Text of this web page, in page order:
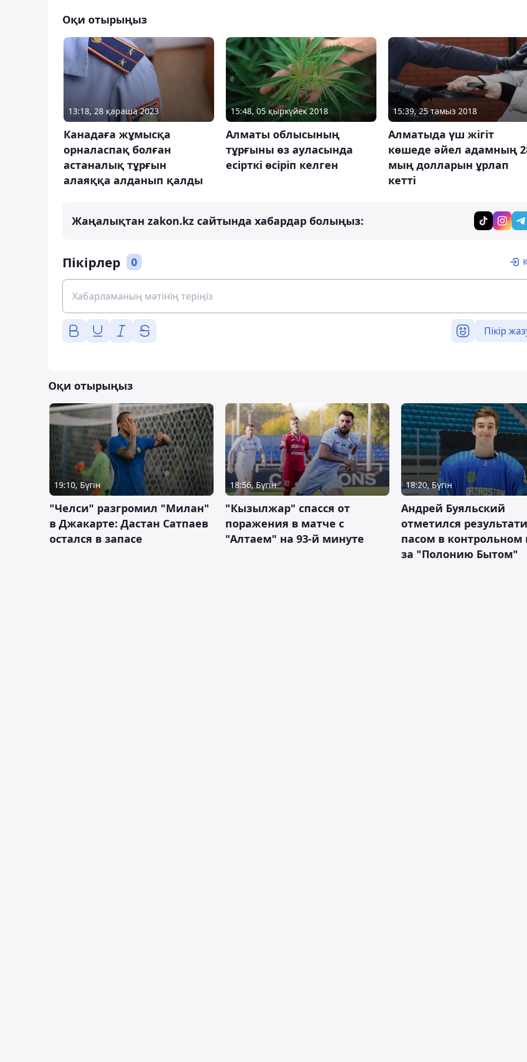
Оқи отырыңыз
13:18, 28 қараша 2023
Канадаға жұмысқа
орналаспақ болған
астаналық тұрғын
алаяққа алданып қалды
15:48, 05 қыркүйек 2018
Алматы облысының
тұрғыны өз ауласында
есірткі өсіріп келген
15:39, 25 тамыз 2018
Алматыда үш жігіт
көшеде әйел адамның
мың долларын ұрлап
кетті
Жаңалықтан zakon.kz сайтында хабардар болыңыз:
Пікірлер 0
Пікір
Оқи отырыңыз
19:10, Бүгін
"Челси" разгромил "Милан"
в Джакарте: Дастан Сатпаев
остался в запасе
18:56, Бүгін
"Кызылжар" спасся от
поражения в матче с
"Алтаем" на 93-й минуте
18:20, Бүгін
Андрей Буяльский
отметился
пасом в контрольном
за "Полонию Бытом"